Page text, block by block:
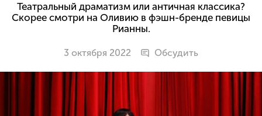
Театральный драматизм или античная классика?
Скорее смотри на Оливию в фэшн-бренде певицы
Рианны.
3 октября 2022 Обсудить